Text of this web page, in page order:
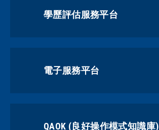
學歷評估服務平台
電子服務平台
QAOK (良好操作模式知識庫)